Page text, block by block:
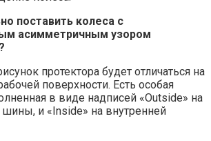
поставить колеса с
асимметричным узором
протектора будет отличаться на
поверхности. Есть особая
в виде надписей «Outside» на
и «Inside» на внутренней